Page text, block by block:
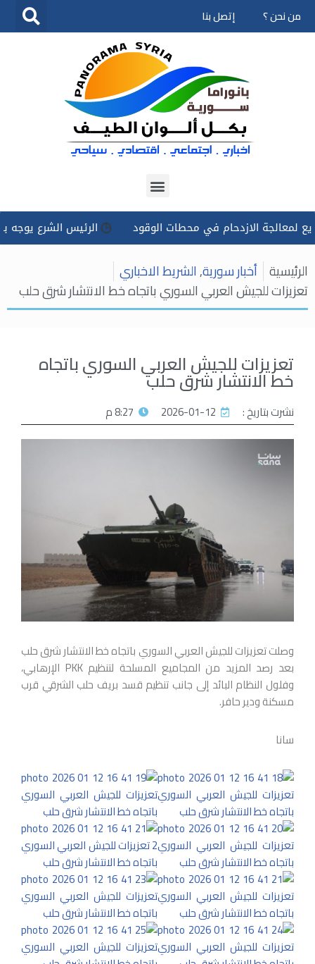
تخطى
من نحن ؟ إتصل بنا
الازدحام في محطات الوقود الرئيس الشرع يوجه
الرئيسية أخبار سورية,الشريط الاخباري
تعزيزات للجيش العربي السوري باتجاه خط الانتشار شرق حلب
تعزيزات للجيش العربي السوري باتجاه
خط الانتشار شرق حلب
نشرت بتاريخ : 2026-01-12 8:27 م
وصلت تعزيزات للجيش العربي السوري باتجاه خط الانتشار شرق حلب
بعد رصد المزيد من المجاميع المسلحة لتنظيم PKK الإرهابي،
وفلول النظام البائد إلى جانب تنظيم قسد بريف حلب الشرقي قرب
مسكنة ودير حافر.
سانا